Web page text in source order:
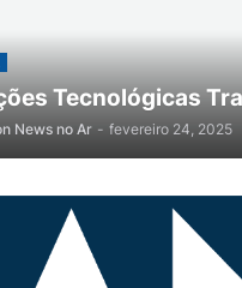
Tecnológicas
News no Ar - fevereiro 24, 2025